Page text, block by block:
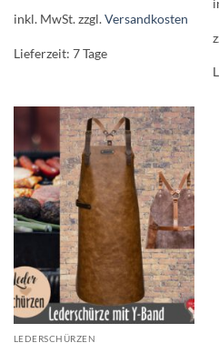
inkl. MwSt.zzgl.Versandkosten
Lieferzeit: 7 Tage
LEDERSCHÜRZEN